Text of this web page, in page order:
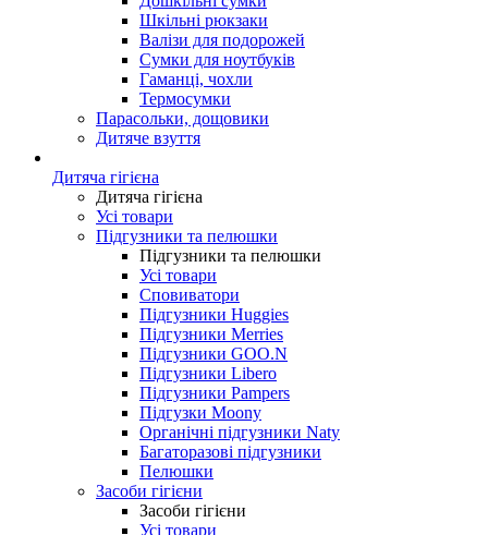
Шкільні рюкзаки
Валізи для подорожей
Сумки для ноутбуків
Гаманці, чохли
Термосумки
Парасольки, дощовики
Дитяче взуття
Дитяча гігієна
Дитяча гігієна
Усі товари
Підгузники та пелюшки
Підгузники та пелюшки
Усі товари
Сповиватори
Підгузники Huggies
Підгузники Merries
Підгузники GOO.N
Підгузники Libero
Підгузники Pampers
Підгузки Moony
Органічні підгузники Naty
Багаторазові підгузники
Пелюшки
Засоби гігієни
Засоби гігієни
Усі товари